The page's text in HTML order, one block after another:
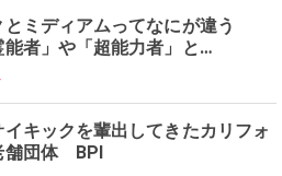
ミディアムってなにが違う
能者」や「超能力者」と…
キックを輩出してきたカリフォ
舗団体 BPI